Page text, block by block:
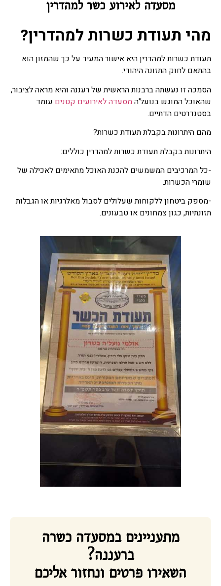
מסעדה לאירוע כשר למהדרין
מהי תעודת כשרות למהדרין?
תעודת כשרות למהדרין היא אישור המעיד על כך שהמזון הוא
בהתאם לחוק התזונה היהודי.
הסמכה זו נעשתה ברבנות הראשית של רעננה והיא מראה לציבור,
שהאוכל המוגש בנועל'המסעדה לאירועים קטנים עומד
בסטנדרטים הדתיים.
מהם היתרונות בקבלת תעודת כשרות?
היתרונות בקבלת תעודת כשרות למהדרין כוללים:
-כל המרכיבים המשמשים להכנת האוכל מתאימים לאכילה של
שומרי הכשרות.
-מספק ביטחון ללקוחות שעלולים לסבול מאלרגיות או הגבלות
תזונתיות, כגון צמחונים או טבעונים.
מתעניינים במסעדה כשרה
ברעננה?
השאירו פרטים ונחזור אליכם